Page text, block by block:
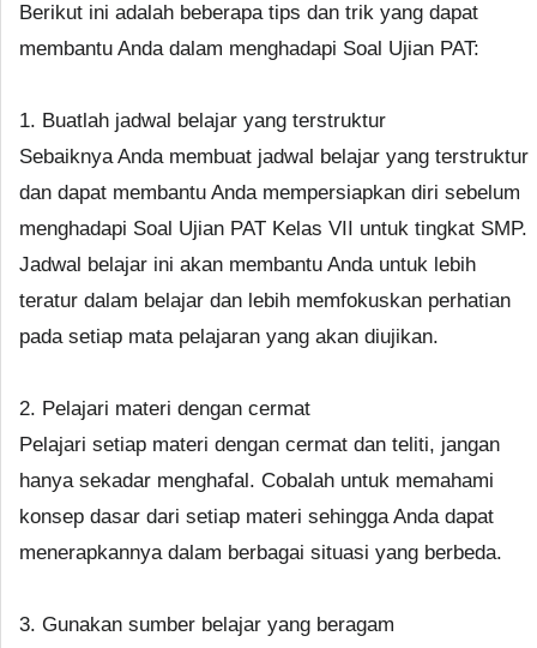
Berikut ini adalah beberapa tips dan trik yang dapat
membantu Anda dalam menghadapi Soal Ujian PAT:
1. Buatlah jadwal belajar yang terstruktur
Sebaiknya Anda membuat jadwal belajar yang terstruktur
dan dapat membantu Anda mempersiapkan diri sebelum
menghadapi Soal Ujian PAT Kelas VII untuk tingkat SMP.
Jadwal belajar ini akan membantu Anda untuk lebih
teratur dalam belajar dan lebih memfokuskan perhatian
pada setiap mata pelajaran yang akan diujikan.
2. Pelajari materi dengan cermat
Pelajari setiap materi dengan cermat dan teliti, jangan
hanya sekadar menghafal. Cobalah untuk memahami
konsep dasar dari setiap materi sehingga Anda dapat
menerapkannya dalam berbagai situasi yang berbeda.
3. Gunakan sumber belajar yang beragam